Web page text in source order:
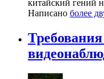
китайский гений
Написано более